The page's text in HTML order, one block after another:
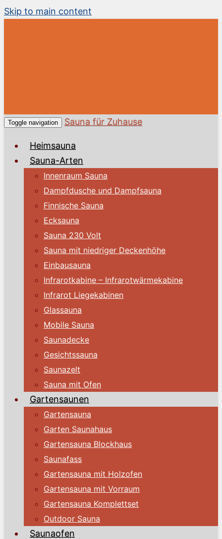
Skip to main content
Toggle navigation Sauna für Zuhause
Heimsauna
Sauna-Arten
Innenraum Sauna
Dampfdusche und Dampfsauna
Finnische Sauna
Ecksauna
Sauna 230 Volt
Sauna mit niedriger Deckenhöhe
Einbausauna
Infrarotkabine – Infrarotwärmekabine
Infrarot Liegekabinen
Glassauna
Mobile Sauna
Saunadecke
Gesichtssauna
Saunazelt
Sauna mit Ofen
Gartensaunen
Gartensauna
Garten Saunahaus
Gartensauna Blockhaus
Saunafass
Gartensauna mit Holzofen
Gartensauna mit Vorraum
Gartensauna Komplettset
Outdoor Sauna
Saunaofen